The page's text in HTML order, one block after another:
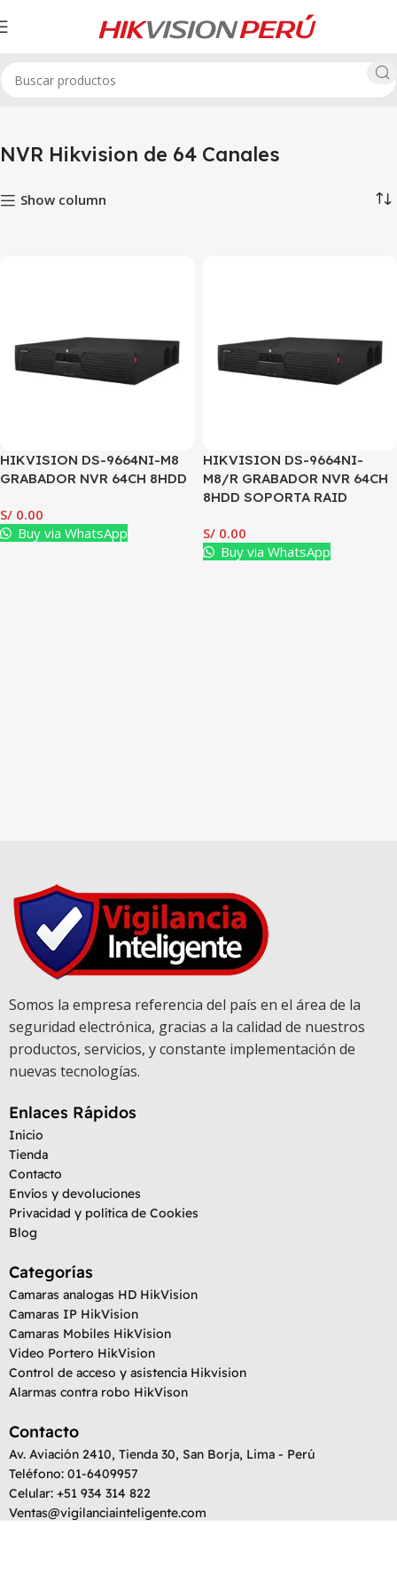
Grabadores IP NVR Hikvision NVR Hikvision de 64 Canales
NVR Hikvision de 64 Canales
Show column
HIKVISION DS-9664NI-M8
GRABADOR NVR 64CH 8HDD
S/ 0.00
Buy via WhatsApp
HIKVISION DS-9664NI-
M8/R GRABADOR NVR 64CH
8HDD SOPORTA RAID
S/ 0.00
Buy via WhatsApp
Somos la empresa referencia del país en el área de la
seguridad electrónica, gracias a la calidad de nuestros
productos, servicios, y constante implementación de
nuevas tecnologías.
Enlaces Rápidos
Inicio
Tienda
Contacto
Envíos y devoluciones
Privacidad y política de Cookies
Blog
Categorías
Camaras analogas HD HikVision
Camaras IP HikVision
Camaras Mobiles HikVision
Video Portero HikVision
Control de acceso y asistencia Hikvision
Alarmas contra robo HikVison
Contacto
Av. Aviación 2410, Tienda 30, San Borja, Lima - Perú
Teléfono: 01-6409957
Celular: +51 934 314 822
Ventas@vigilanciainteligente.com